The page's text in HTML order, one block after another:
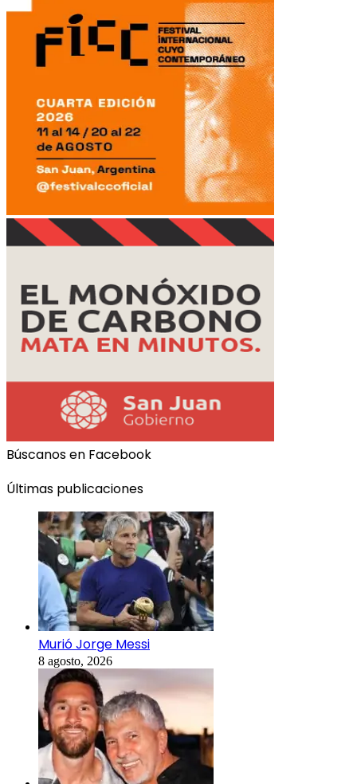
Búscanos en Facebook
Últimas publicaciones
Murió Jorge Messi
8 agosto, 2026